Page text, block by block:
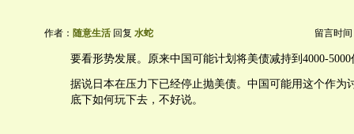
作者： 随意生活 回复 水蛇 留言时间
要看形势发展。原来中国可能计划将美债减持到4000-
据说日本在压力下已经停止抛美债。中国可能用这个作为
底下如何玩下去，不好说。